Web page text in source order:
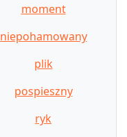
moment
niepohamowany
plik
pospieszny
ryk